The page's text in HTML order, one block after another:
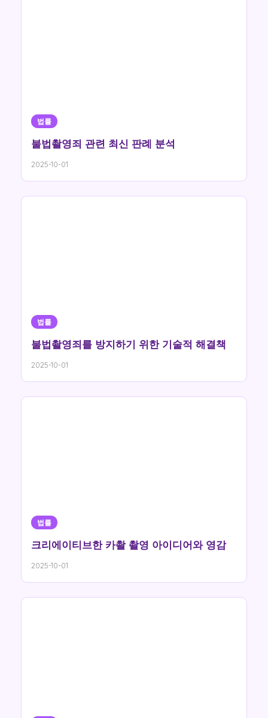
법률
불법촬영죄 관련 최신 판례 분석
2025-10-01
법률
불법촬영죄를 방지하기 위한 기술적 해결책
2025-10-01
법률
크리에이티브한 카촬 촬영 아이디어와 영감
2025-10-01